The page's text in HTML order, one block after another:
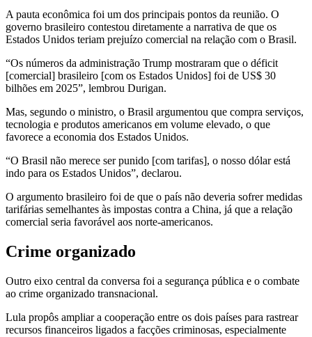
A pauta econômica foi um dos principais pontos da reunião. O
governo brasileiro contestou diretamente a narrativa de que os
Estados Unidos teriam prejuízo comercial na relação com o Brasil.
“Os números da administração Trump mostraram que o déficit
[comercial] brasileiro [com os Estados Unidos] foi de US$ 30
bilhões em 2025”, lembrou Durigan.
Mas, segundo o ministro, o Brasil argumentou que compra serviços,
tecnologia e produtos americanos em volume elevado, o que
favorece a economia dos Estados Unidos.
“O Brasil não merece ser punido [com tarifas], o nosso dólar está
indo para os Estados Unidos”, declarou.
O argumento brasileiro foi de que o país não deveria sofrer medidas
tarifárias semelhantes às impostas contra a China, já que a relação
comercial seria favorável aos norte-americanos.
Crime organizado
Outro eixo central da conversa foi a segurança pública e o combate
ao crime organizado transnacional.
Lula propôs ampliar a cooperação entre os dois países para rastrear
recursos financeiros ligados a facções criminosas, especialmente